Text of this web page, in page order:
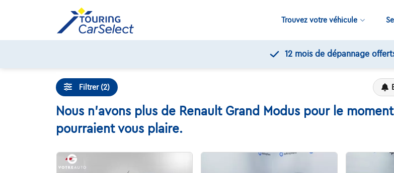
Trouvez votre véhicule
11.000+voitures disponibles
Filtrer (2)
Nous n'avons plus de Renault Grand Modus pour le
pourraient vous plaire.